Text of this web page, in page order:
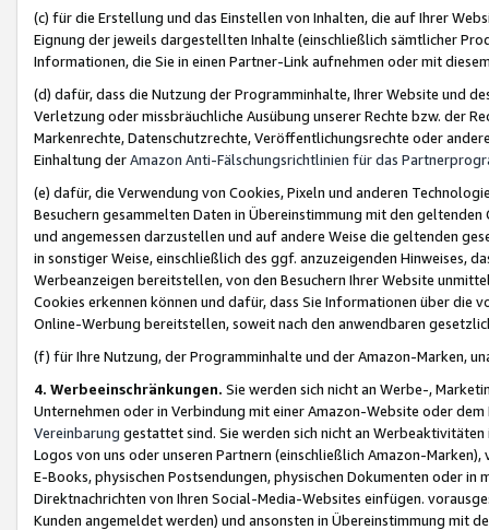
(c) für die Erstellung und das Einstellen von Inhalten, die auf Ihrer
Eignung der jeweils dargestellten Inhalte (einschließlich sämtlicher
Informationen, die Sie in einen Partner-Link aufnehmen oder mit
(d) dafür, dass die Nutzung der Programminhalte, Ihrer Website und
Verletzung oder missbräuchliche Ausübung unserer Rechte bzw. der
Markenrechte, Datenschutzrechte, Veröffentlichungsrechte oder
Einhaltung derAmazon Anti-Fälschungsrichtlinien für das
(e) dafür, die Verwendung von Cookies, Pixeln und anderen
Besuchern gesammelten Daten in Übereinstimmung mit den
und angemessen darzustellen und auf andere Weise die geltenden
in sonstiger Weise, einschließlich des ggf. anzuzeigenden Hinweises,
Werbeanzeigen bereitstellen, von den Besuchern Ihrer Website
Cookies erkennen können und dafür, dass Sie Informationen über die
Online-Werbung bereitstellen, soweit nach den anwendbaren
(f) für Ihre Nutzung, der Programminhalte und der Amazon-Marken,
4. Werbeeinschränkungen. Sie werden sich nicht an Werbe-,
Unternehmen oder in Verbindung mit einer Amazon-Website oder
Vereinbarung gestattet sind. Sie werden sich nicht an
Logos von uns oder unseren Partnern (einschließlich Amazon-
E-Books, physischen Postsendungen, physischen Dokumenten oder in
Direktnachrichten von Ihren Social-Media-Websites einfügen.
Kunden angemeldet werden) und ansonsten in Übereinstimmung mit